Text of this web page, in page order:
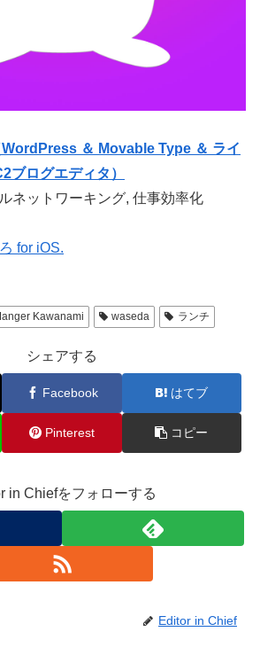
＆ Movable Type ＆ ライ
ブログエディタ）
ネットワーキング, 仕事効率化
for iOS.
Kawanami waseda ランチ
シェアする
Facebook はてブ
Pinterest コピー
in Chiefをフォローする
Editor in Chief